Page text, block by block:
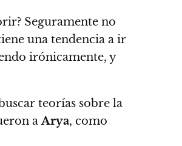
Seguramente no
una tendencia a ir
irónicamente, y
teorías sobre la
aArya, como